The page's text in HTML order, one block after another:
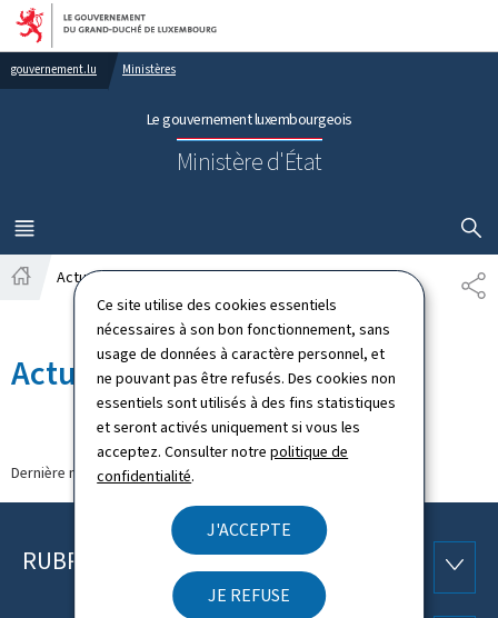
Ce site utilise des cookies essentiels
nécessaires à son bon fonctionnement, sans
usage de données à caractère personnel, et
ne pouvant pas être refusés. Des cookies non
essentiels sont utilisés à des fins statistiques
et seront activés uniquement si vous les
acceptez. Consulter notrepolitique de
confidentialité.
J'ACCEPTE
JE REFUSE
Aller au menu principal
Aller au contenu
gouvernement.lu Ministères
Le gouvernement luxembourgeois
Ministère d'État
MENU
PRINCIPAL
Actualités
Actualités
Dernière modification le23.03.2026
Pied
RUBRIQUES